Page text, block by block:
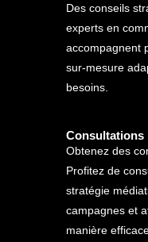
Des conseils
experts en
accompagnent
sur-mesure
besoins.
Consultations
Obtenez des
Profitez de
stratégie
campagnes et
manière